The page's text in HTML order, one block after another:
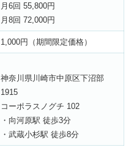
月6回 55,800円
月8回 72,000円
1,000円（期間限定価格）
神奈川県川崎市中原区下沼部
1915
コーポラスノグチ 102
・向河原駅 徒歩3分
・武蔵小杉駅 徒歩8分